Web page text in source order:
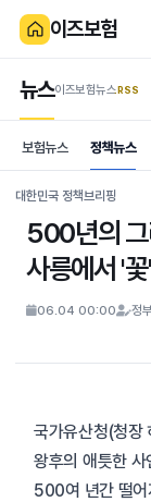
이즈보험
뉴스이즈보험뉴스.RSS
is보험
News
보험뉴스 정책뉴스
대한민국 정책브리핑
500년의 그
사릉에서 '
06.04 00:00 정
국가유산청(청장
왕후의 애틋한
500여 년간 떨어